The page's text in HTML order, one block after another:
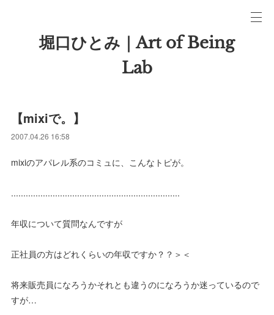
堀口ひとみ｜Art of Being
Lab
【mixiで。】
2007.04.26 16:58
mixiのアパレル系のコミュに、こんなトピが。
.....................................................................
年収について質問なんですが
正社員の方はどれくらいの年収ですか？？＞＜
将来販売員になろうかそれとも違うのになろうか迷っているので
すが…